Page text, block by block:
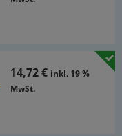
14,72 € inkl. 19 %
MwSt.